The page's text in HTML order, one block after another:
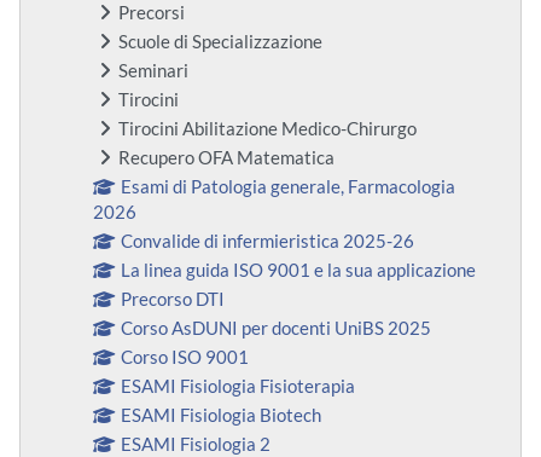
Precorsi
Scuole di Specializzazione
Seminari
Tirocini
Tirocini Abilitazione Medico-Chirurgo
Recupero OFA Matematica
Esami di Patologia generale, Farmacologia
2026
Convalide di infermieristica 2025-26
La linea guida ISO 9001 e la sua applicazione
Precorso DTI
Corso AsDUNI per docenti UniBS 2025
Corso ISO 9001
ESAMI Fisiologia Fisioterapia
ESAMI Fisiologia Biotech
ESAMI Fisiologia 2